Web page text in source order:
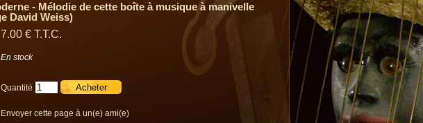
- Mélodie de cette boîte à musique à manivelle
David Weiss)
7.00 € T.T.C.
En stock
Quantité
Envoyer cette page à un(e) ami(e)